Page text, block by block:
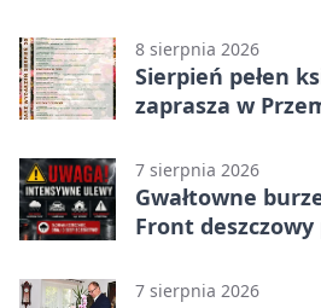
8 sierpnia 2026
Sierpień pełen
zaprasza w
7 sierpnia 2026
Gwałtowne
Front
7 sierpnia 2026